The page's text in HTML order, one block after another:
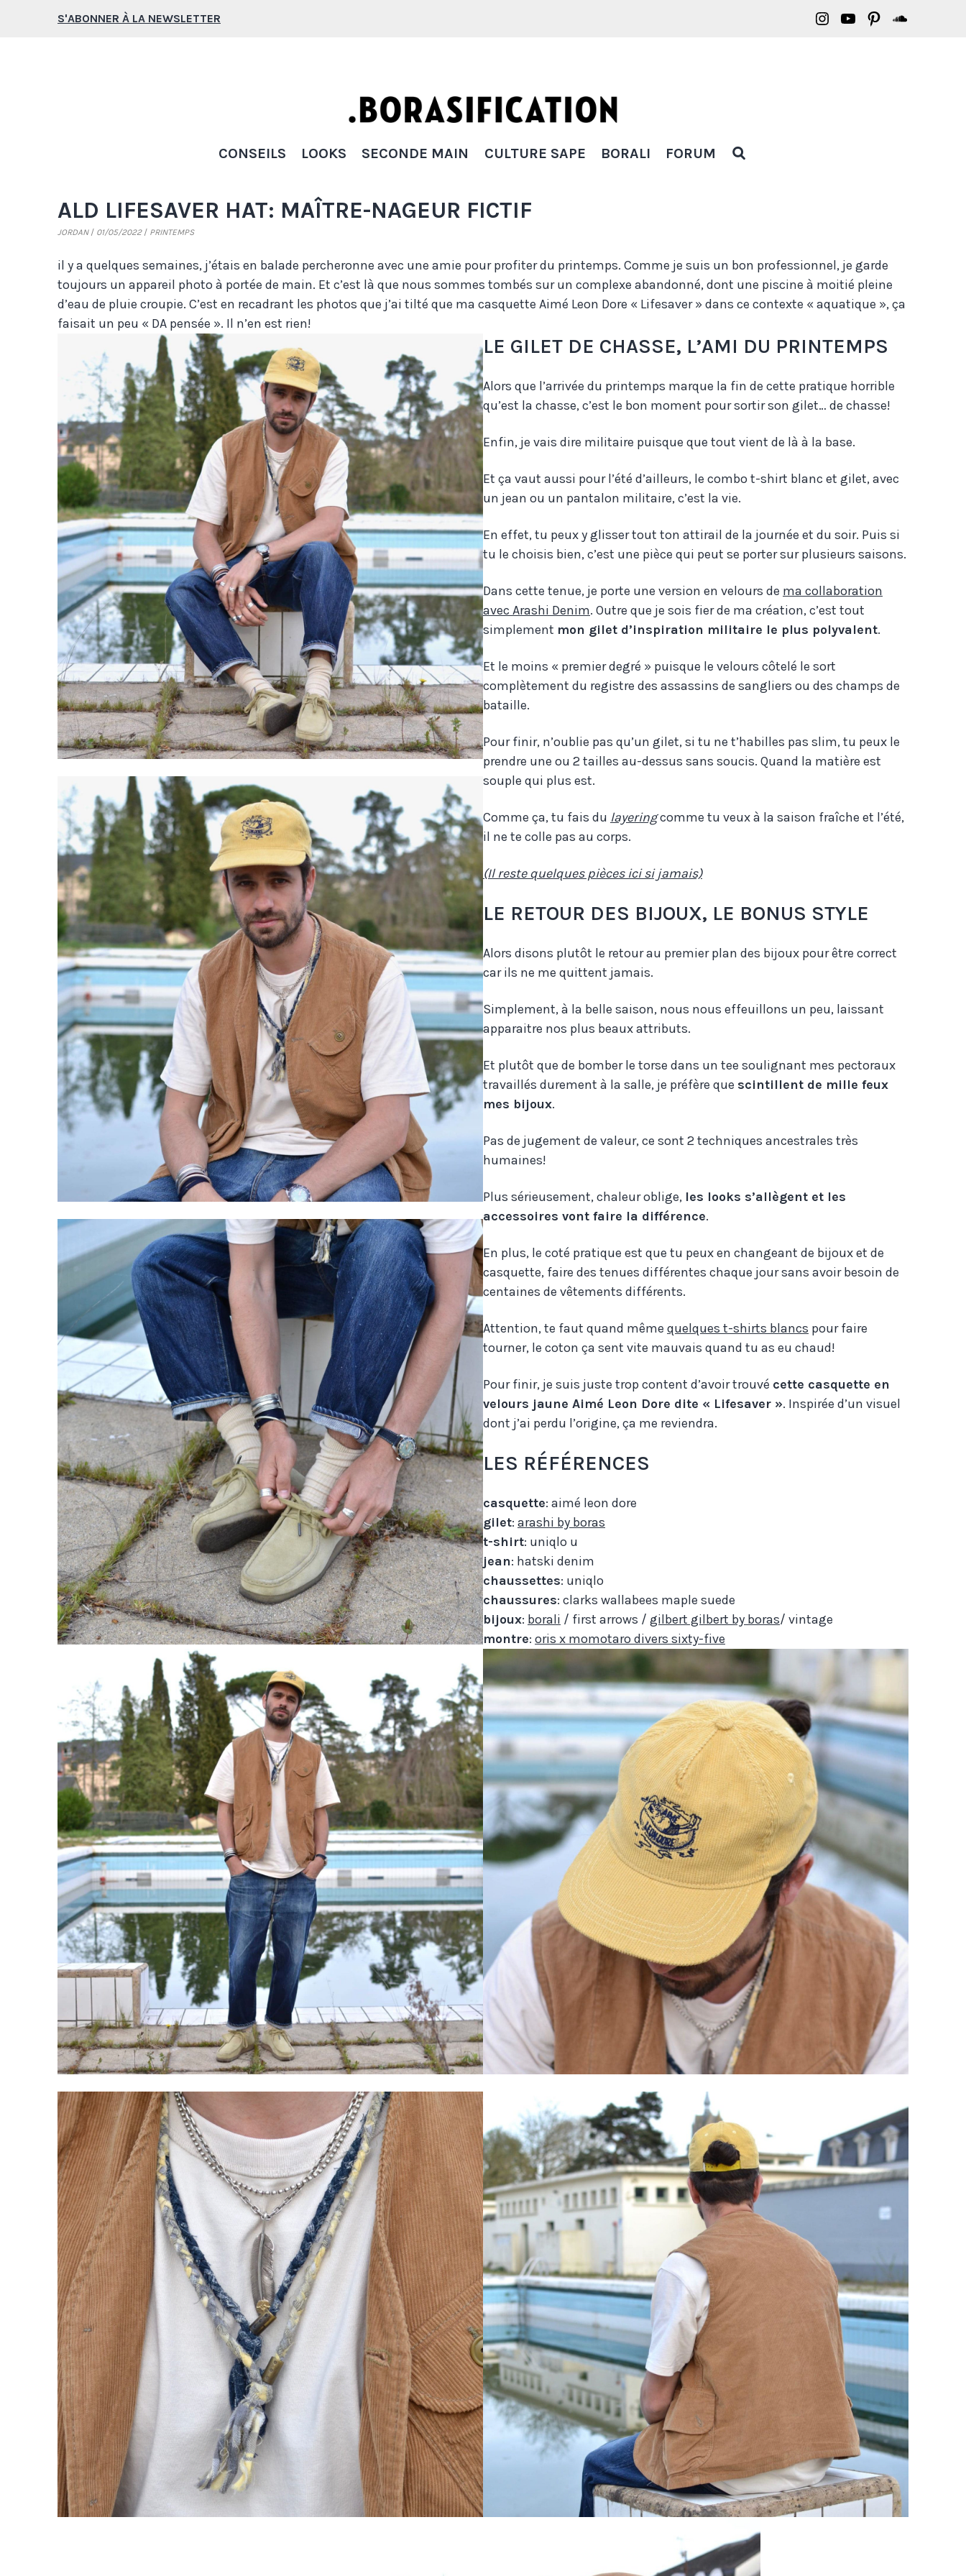
S'ABONNER À LA NEWSLETTER
Borasification
Borasification
Borasification
Borasification
CONSEILS LOOKS SECONDE MAIN CULTURE SAPE BORALI FORUM
ALD LIFESAVER HAT: MAÎTRE-NAGEUR FICTIF
JORDAN 01/05/2022 PRINTEMPS
il y a quelques semaines, j’étais en balade percheronne avec une amie pour profiter du printemps. Comme je suis un bon professionnel, je garde
toujours un appareil photo à portée de main. Et c’est là que nous sommes tombés sur un complexe abandonné, dont une piscine à moitié pleine
d’eau de pluie croupie. C’est en recadrant les photos que j’ai tilté que ma casquette Aimé Leon Dore « Lifesaver » dans ce contexte « aquatique », ça
faisait un peu « DA pensée ». Il n’en est rien!
LE GILET DE CHASSE, L’AMI DU PRINTEMPS
Alors que l’arrivée du printemps marque la fin de cette pratique horrible
qu’est la chasse, c’est le bon moment pour sortir son gilet… de chasse!
Enfin, je vais dire militaire puisque que tout vient de là à la base.
Et ça vaut aussi pour l’été d’ailleurs, le combo t-shirt blanc et gilet, avec
un jean ou un pantalon militaire, c’est la vie.
En effet, tu peux y glisser tout ton attirail de la journée et du soir. Puis si
tu le choisis bien, c’est une pièce qui peut se porter sur plusieurs saisons.
Dans cette tenue, je porte une version en velours de ma collaboration
avec Arashi Denim. Outre que je sois fier de ma création, c’est tout
simplement mon gilet d’inspiration militaire le plus polyvalent.
Et le moins « premier degré » puisque le velours côtelé le sort
complètement du registre des assassins de sangliers ou des champs de
bataille.
Pour finir, n’oublie pas qu’un gilet, si tu ne t’habilles pas slim, tu peux le
prendre une ou 2 tailles au-dessus sans soucis. Quand la matière est
souple qui plus est.
Comme ça, tu fais du layeringcomme tu veux à la saison fraîche et l’été,
il ne te colle pas au corps.
(Il reste quelques pièces ici si jamais)
LE RETOUR DES BIJOUX, LE BONUS STYLE
Alors disons plutôt le retour au premier plan des bijoux pour être correct
car ils ne me quittent jamais.
Simplement, à la belle saison, nous nous effeuillons un peu, laissant
apparaitre nos plus beaux attributs.
Et plutôt que de bomber le torse dans un tee soulignant mes pectoraux
travaillés durement à la salle, je préfère que scintillent de mille feux
mes bijoux.
Pas de jugement de valeur, ce sont 2 techniques ancestrales très
humaines!
Plus sérieusement, chaleur oblige, les looks s’allègent et les
accessoires vont faire la différence.
En plus, le coté pratique est que tu peux en changeant de bijoux et de
casquette, faire des tenues différentes chaque jour sans avoir besoin de
centaines de vêtements différents.
Attention, te faut quand même quelques t-shirts blancs pour faire
tourner, le coton ça sent vite mauvais quand tu as eu chaud!
Pour finir, je suis juste trop content d’avoir trouvé cette casquette en
velours jaune Aimé Leon Dore dite « Lifesaver ». Inspirée d’un visuel
dont j’ai perdu l’origine, ça me reviendra.
LES RÉFÉRENCES
casquette: aimé leon dore
gilet: arashi by boras
t-shirt: uniqlo u
jean: hatski denim
chaussettes: uniqlo
chaussures: clarks wallabees maple suede
bijoux: borali / first arrows / gilbert gilbert by boras/ vintage
montre: oris x momotaro divers sixty-five